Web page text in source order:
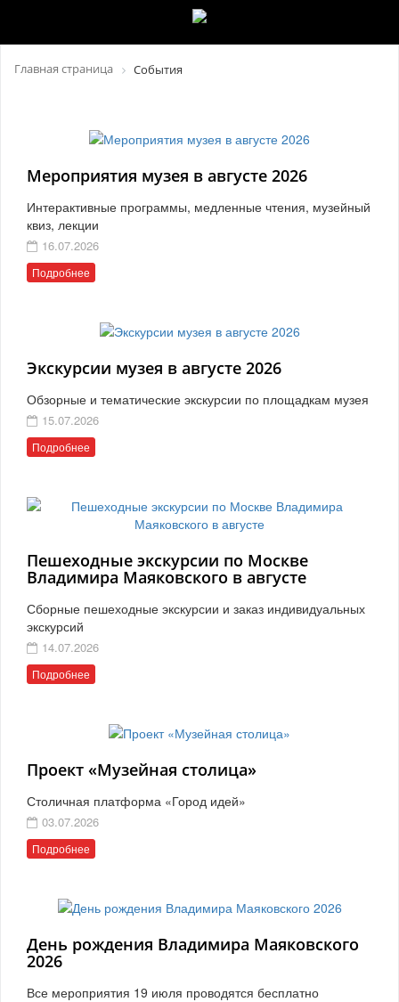
Главная страница События
Мероприятия музея в августе 2026
Интерактивные программы, медленные чтения, музейный
квиз, лекции
16.07.2026
Подробнее
Экскурсии музея в августе 2026
Обзорные и тематические экскурсии по площадкам музея
15.07.2026
Подробнее
Пешеходные экскурсии по Москве
Владимира Маяковского в августе
Сборные пешеходные экскурсии и заказ индивидуальных
экскурсий
14.07.2026
Подробнее
Проект «Музейная столица»
Столичная платформа «Город идей»
03.07.2026
Подробнее
День рождения Владимира Маяковского
2026
Все мероприятия 19 июля проводятся бесплатно